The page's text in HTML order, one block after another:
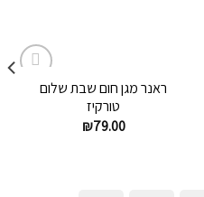
ראנר מגן חום שבת שלום
טורקיז
₪79.00